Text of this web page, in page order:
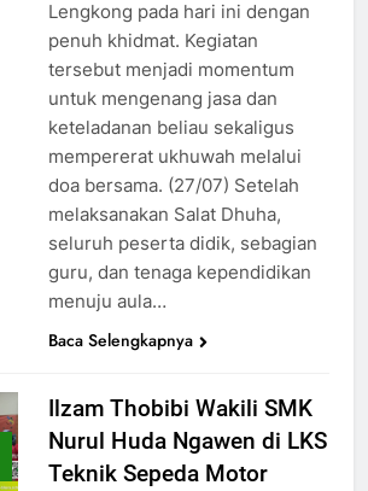
Lengkong pada hari ini dengan
penuh khidmat. Kegiatan
tersebut menjadi momentum
untuk mengenang jasa dan
keteladanan beliau sekaligus
mempererat ukhuwah melalui
doa bersama. (27/07) Setelah
melaksanakan Salat Dhuha,
seluruh peserta didik, sebagian
guru, dan tenaga kependidikan
menuju aula…
Baca Selengkapnya
Ilzam Thobibi Wakili SMK
Nurul Huda Ngawen di LKS
Teknik Sepeda Motor